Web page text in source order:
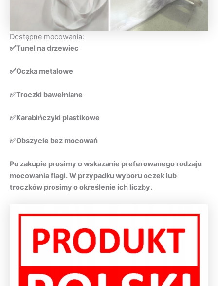
Dostępne mocowania:
✅Tunel na drzewiec
✅Oczka metalowe
✅Troczki bawełniane
✅Karabińczyki plastikowe
✅Obszycie bez mocowań
Po zakupie prosimy o wskazanie preferowanego rodzaju
mocowania flagi. W przypadku wyboru oczek lub
troczków prosimy o określenie ich liczby.